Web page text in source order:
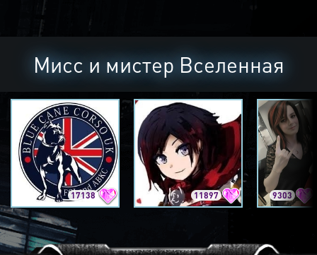
Мисс и мистер Вселенная
17138 11897 9303